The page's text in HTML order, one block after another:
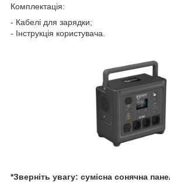
Комплектація:
- Кабелі для зарядки;
- Інструкція користувача.
*Зверніть увагу: сумісна сонячна